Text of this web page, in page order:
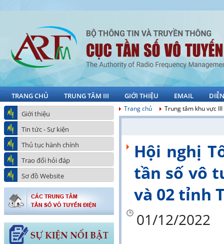
TRANG CHỦ TRUNG TÂM III GIỚI THIỆU EMAIL
Giới thiệu
Tin tức - Sự kiện
Thủ tục hành chính
Trao đổi hỏi đáp
Sơ đồ Website
Trang chủ Trung tâm khu vực III
Hội nghị
tần số vô
và 02 tỉnh
01/12/2022